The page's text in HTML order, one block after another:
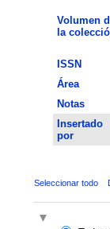
Volumen
la
ISSN
Área
Notas
Insertado
por
Seleccionar todo